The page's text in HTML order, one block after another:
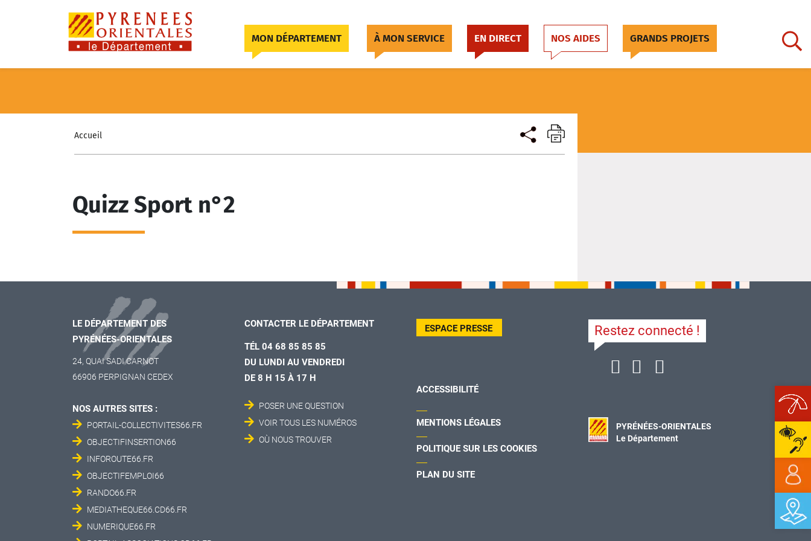
MON DÉPARTEMENT À MON SERVICE EN DIRECT NOS AIDES GRANDS PROJETS
Accueil
Quizz Sport n°2
LE DÉPARTEMENT DES
PYRÉNÉES-ORIENTALES
24, QUAI SADI CARNOT
66906 PERPIGNAN CEDEX
NOS AUTRES SITES :
PORTAIL-COLLECTIVITES66.FR
OBJECTIFINSERTION66
INFOROUTE66.FR
OBJECTIFEMPLOI66
RANDO66.FR
MEDIATHEQUE66.CD66.FR
NUMERIQUE66.FR
CONTACTER LE DÉPARTEMENT
TÉL 04 68 85 85 85
DU LUNDI AU VENDREDI
DE 8 H 15 À 17 H
POSER UNE QUESTION
VOIR TOUS LES NUMÉROS
OÙ NOUS TROUVER
ESPACE PRESSE
ACCESSIBILITÉ
MENTIONS LÉGALES
POLITIQUE SUR LES COOKIES
PLAN DU SITE
Restez connecté !
PYRÉNÉES-ORIENTALES
Le Département